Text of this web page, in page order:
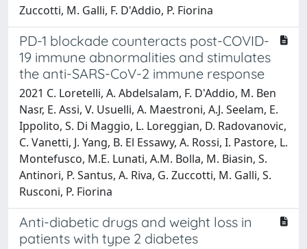
Zuccotti, M. Galli, F. D'Addio, P. Fiorina
PD-1 blockade counteracts post-COVID-
19 immune abnormalities and stimulates
the anti-SARS-CoV-2 immune response
2021 C. Loretelli, A. Abdelsalam, F. D'Addio, M. Ben
Nasr, E. Assi, V. Usuelli, A. Maestroni, A.J. Seelam, E.
Ippolito, S. Di Maggio, L. Loreggian, D. Radovanovic,
C. Vanetti, J. Yang, B. El Essawy, A. Rossi, I. Pastore, L.
Montefusco, M.E. Lunati, A.M. Bolla, M. Biasin, S.
Antinori, P. Santus, A. Riva, G. Zuccotti, M. Galli, S.
Rusconi, P. Fiorina
Anti-diabetic drugs and weight loss in
patients with type 2 diabetes